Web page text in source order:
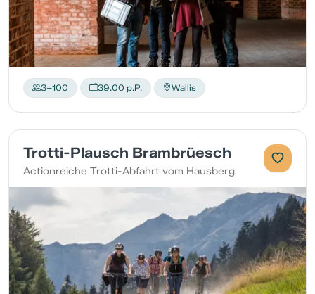
3–100 39.00 p.P. Wallis
Trotti-Plausch Brambrüesch
Actionreiche Trotti-Abfahrt vom Hausberg